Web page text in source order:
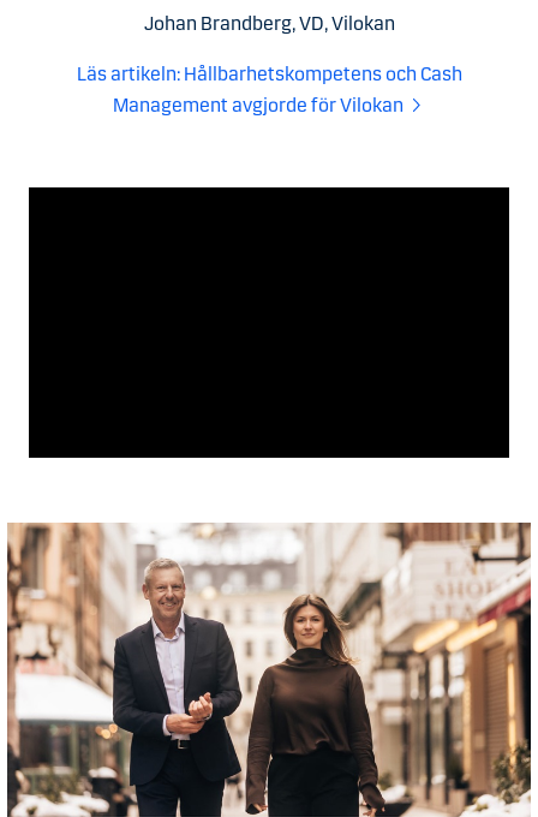
Johan Brandberg, VD, Vilokan
Läs artikeln: Hållbarhetskompetens och Cash
Management avgjorde för Vilokan